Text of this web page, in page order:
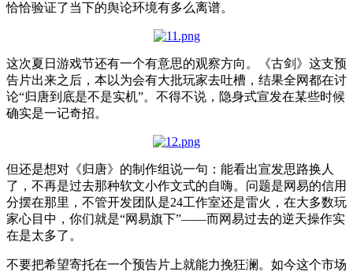
恰恰验证了当下的舆论环境有多么离谱。
这次夏日游戏节还有一个有意思的观察方向。《古剑》这支预
告片出来之后，本以为会有大批玩家去吐槽，结果全网都在讨
论“归唐到底是不是实机”。不得不说，隐身式宣发在某些时候
确实是一记奇招。
但还是想对《归唐》的制作组说一句：能看出宣发思路换人
了，不再是过去那种软文小作文式的自嗨。问题是网易的信用
分摆在那里，不管开发团队是24工作室还是雷火，在大多数玩
家心目中，你们就是“网易旗下”——而网易过去的逆天操作实
在是太多了。
不要把希望寄托在一个预告片上就能力挽狂澜。如今这个市场